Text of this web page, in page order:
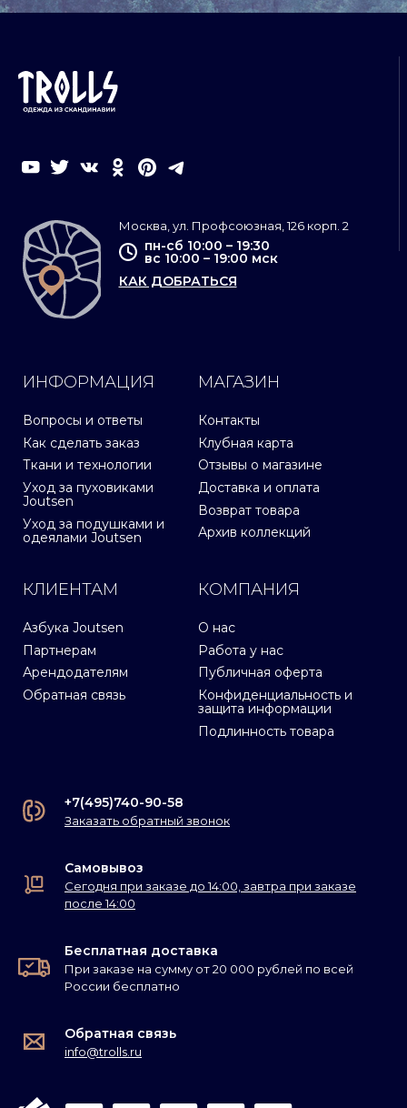
ИНФОРМАЦИЯ
Вопросы и ответы
Как сделать заказ
Ткани и технологии
Уход за пуховиками
Joutsen
Уход за подушками и
одеялами Joutsen
МАГАЗИН
Контакты
Клубная карта
Отзывы о магазине
Доставка и оплата
Возврат товара
Архив коллекций
КЛИЕНТАМ
Азбука Joutsen
Партнерам
Арендодателям
Обратная связь
КОМПАНИЯ
О нас
Работа у нас
Публичная оферта
Конфиденциальность и
защита информации
Подлинность товара
Москва, ул. Профсоюзная, 126 корп. 2
пн-сб 10:00 – 19:30
вс 10:00 – 19:00 мск
КАК ДОБРАТЬСЯ
+7(495)740-90-58
Заказать обратный звонок
Самовывоз
Сегодня при заказе до 14:00, завтра при заказе
после 14:00
Бесплатная доставка
При заказе на сумму от 20 000 рублей по всей
России бесплатно
Обратная связь
info@trolls.ru